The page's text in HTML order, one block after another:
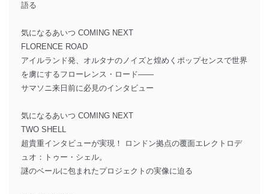
語る
気になるあいつ COMING NEXT
FLORENCE ROAD
アイルランド発、オルタナのノイズと煌めくポップセンスで世界
を虜にするフローレンス・ロード――
サマソニ来日前に必見のインタビュー
気になるあいつ COMING NEXT
TWO SHELL
超貴重インタビューが実現！ ロンドン拠点の覆面エレクトロデ
ュオ：トゥー・シェル。
謎のベールに包まれたプロジェクトの実像に迫る